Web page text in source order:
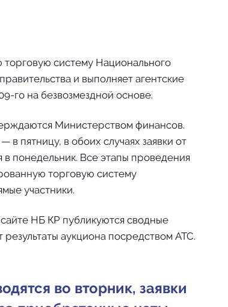
систему Национального
и выполняет агентские
го на безвозмездной основе.
Министерством финансов.
пятницу, в обоих случаях заявки от
в понедельник. Все этапы проведения
торговую систему
участники.
НБ КР публикуются сводные
результаты аукциона посредством АТС.
во вторник, заявки